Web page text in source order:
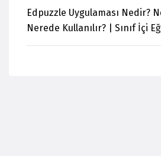
Edpuzzle Uygulaması Nedir?
Nerede Kullanılır? | Sınıf İçi